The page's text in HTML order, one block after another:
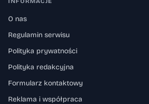
O nas
Regulamin serwisu
Polityka prywatności
Polityka redakcyjna
Formularz kontaktowy
Reklama i współpraca